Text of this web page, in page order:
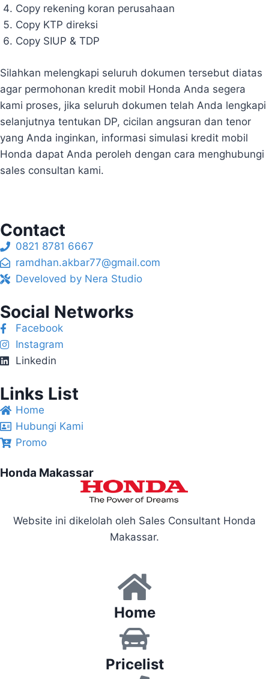
Copy rekening koran perusahaan
Copy KTP direksi
Copy SIUP & TDP
Silahkan melengkapi seluruh dokumen tersebut diatas
agar permohonan kredit mobil Honda Anda segera
kami proses, jika seluruh dokumen telah Anda lengkapi
selanjutnya tentukan DP, cicilan angsuran dan tenor
yang Anda inginkan, informasi simulasi kredit mobil
Honda dapat Anda peroleh dengan cara menghubungi
sales consultan kami.
Contact
0821 8781 6667
ramdhan.akbar77@gmail.com
Develoved by Nera Studio
Social Networks
Facebook
Instagram
Linkedin
Links List
Home
Hubungi Kami
Promo
Honda Makassar
Website ini dikelolah oleh Sales Consultant Honda
Makassar.
Home
Pricelist